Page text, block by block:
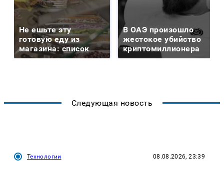
Не ешьте эту
готовую еду из
магазина: список
В ОАЭ произошло
жестокое убийство
криптомиллионера
Следующая новость
Технологии 08.08.2026, 23:39